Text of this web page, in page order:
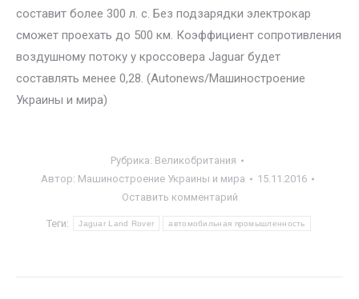
составит более 300 л. с. Без подзарядки электрокар
сможет проехать до 500 км. Коэффициент сопротивления
воздушному потоку у кроссовера Jaguar будет
составлять менее 0,28. (Autonews/Машиностроение
Украины и мира)
Рубрика: Великобритания
Автор: Машиностроение Украины и мира
15.11.2016
Оставить комментарий
Теги: Jaguar Land Rover автомобильная промышленность